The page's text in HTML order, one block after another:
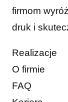
firmom
druk i
Realizacje
O firmie
FAQ